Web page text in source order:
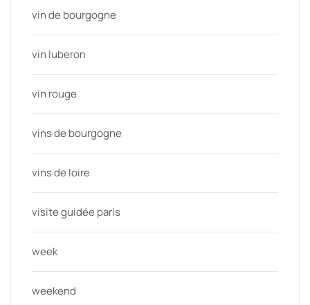
vin de bourgogne
vin luberon
vin rouge
vins de bourgogne
vins de loire
visite guidée paris
week
weekend